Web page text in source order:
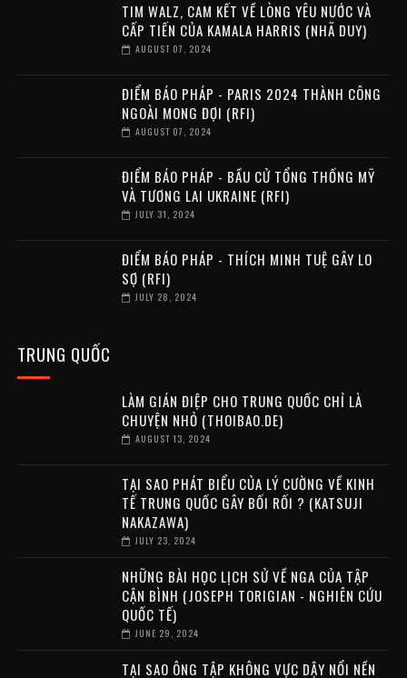
TIM WALZ, CAM KẾT VỀ LÒNG YÊU NƯỚC VÀ
CẤP TIẾN CỦA KAMALA HARRIS (NHÃ DUY)
AUGUST 07, 2024
ĐIỂM BÁO PHÁP - PARIS 2024 THÀNH CÔNG
NGOÀI MONG ĐỢI (RFI)
AUGUST 07, 2024
ĐIỂM BÁO PHÁP - BẦU CỬ TỔNG THỐNG MỸ
VÀ TƯƠNG LAI UKRAINE (RFI)
JULY 31, 2024
ĐIỂM BÁO PHÁP - THÍCH MINH TUỆ GÂY LO
SỢ (RFI)
JULY 28, 2024
TRUNG QUỐC
LÀM GIÁN ĐIỆP CHO TRUNG QUỐC CHỈ LÀ
CHUYỆN NHỎ (THOIBAO.DE)
AUGUST 13, 2024
TẠI SAO PHÁT BIỂU CỦA LÝ CƯỜNG VỀ KINH
TẾ TRUNG QUỐC GÂY BỐI RỐI ? (KATSUJI
NAKAZAWA)
JULY 23, 2024
NHỮNG BÀI HỌC LỊCH SỬ VỀ NGA CỦA TẬP
CẬN BÌNH (JOSEPH TORIGIAN - NGHIÊN CỨU
QUỐC TẾ)
JUNE 29, 2024
TẠI SAO ÔNG TẬP KHÔNG VỰC DẬY NỔI NỀN